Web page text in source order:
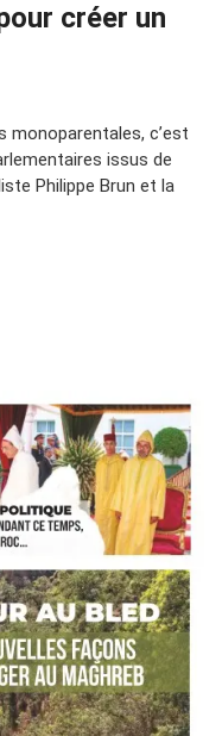
créer un
c’est
issus de
Philippe Brun et la